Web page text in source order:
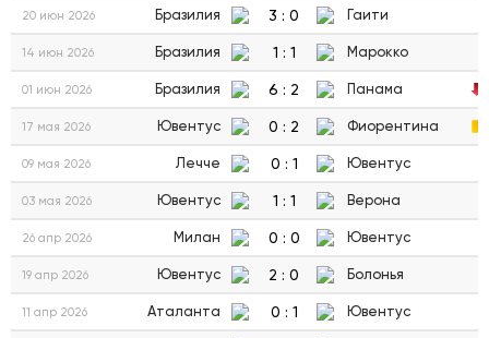
20 июн 2026 Бразилия 3 : 0 Гаити
14 июн 2026 Бразилия 1 : 1 Марокко
01 июн 2026 Бразилия 6 : 2 Панама
17 мая 2026 Ювентус 0 : 2 Фиорентина
09 мая 2026 Лечче 0 : 1 Ювентус
03 мая 2026 Ювентус 1 : 1 Верона
26 апр 2026 Милан 0 : 0 Ювентус
19 апр 2026 Ювентус 2 : 0 Болонья
11 апр 2026 Аталанта 0 : 1 Ювентус